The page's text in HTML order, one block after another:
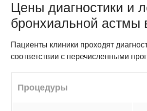
Цены диагностики и
бронхиальной астмы
Пациенты клиники проходят
соответствии с перечисленными
Процедуры